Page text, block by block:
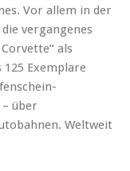
Vor allem in der
vergangenes
als
Exemplare
über
Weltweit